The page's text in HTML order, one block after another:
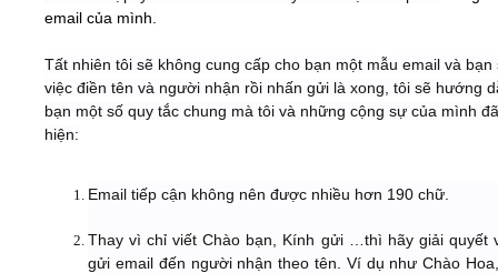
email của mình
Tất nhiên tôi sẽ không cung cấp cho bạn một mẫu email và bạn
việc điền tên và người nhận rồi nhấn gửi là xong, tôi sẽ hướng
bạn một số quy tắc chung mà tôi và những cộng sự của mình
hiện:
Email tiếp cận không nên được nhiều hơn 190 chữ.
Thay vì chỉ viết Chào bạn, Kính gửi …thì hãy giải quyết
gửi email đến người nhận theo tên. Ví dụ như Chào